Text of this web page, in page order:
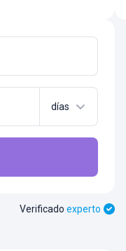
días
Verificado experto